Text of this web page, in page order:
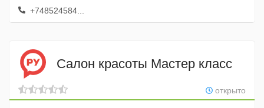
+748524584...
Салон красоты Мастер класс
открыто